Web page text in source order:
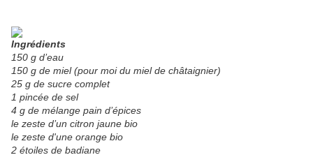
Ingrédients
150 g d’eau
150 g de miel (pour moi du miel de châtaignier)
25 g de sucre complet
1 pincée de sel
4 g de mélange pain d’épices
le zeste d’un citron jaune bio
le zeste d'une orange bio
2 étoiles de badiane